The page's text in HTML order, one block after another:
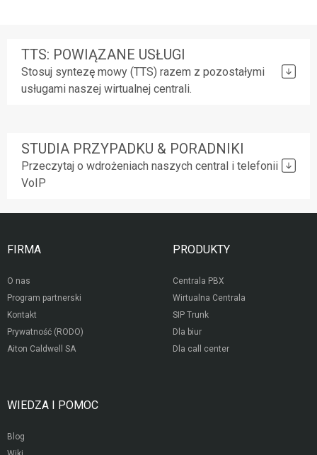
TTS: POWIĄZANE USŁUGI
Stosuj syntezę mowy (TTS) razem z pozostałymi
usługami naszej wirtualnej centrali.
STUDIA PRZYPADKU & PORADNIKI
Przeczytaj o wdrożeniach naszych central i telefonii
VoIP
FIRMA
O nas
Program partnerski
Kontakt
Prywatność (RODO)
Aiton Caldwell SA
PRODUKTY
Centrala PBX
Wirtualna Centrala
SIP Trunk
Dla biur
Dla call center
WIEDZA I POMOC
Blog